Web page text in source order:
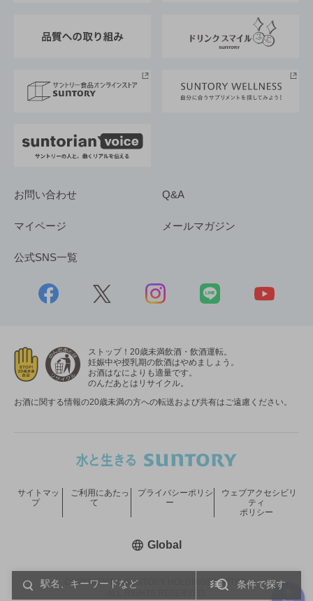
条件で探す
採用情報
お問い合わせ Q&A
マイページ メールマガジン
公式SNS一覧
ストップ！20歳未満飲酒・飲酒運転。
妊娠中や授乳期の飲酒はやめましょう。
お酒はなによりも適量です。
のんだあとはリサイクル。
お酒に関する情報の20歳未満の方への転送および共有はご遠慮ください。
COPYRIGHT © SUNTORY HOLDINGS LIMITED.
サイトマッ
プ
ご利用にあたっ
て
プライバシーポリシ
ー
ウェブアクセシビリ
ティ
ポリシー
Global新しいウィンドウで開く